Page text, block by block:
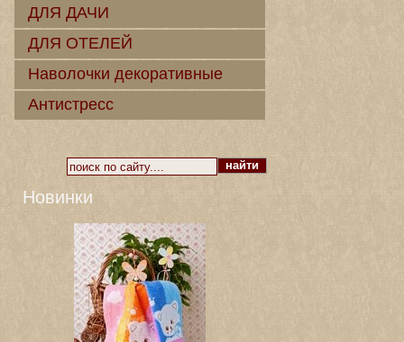
ДЛЯ ДАЧИ
ДЛЯ ОТЕЛЕЙ
Наволочки декоративные
Антистресс
Новинки